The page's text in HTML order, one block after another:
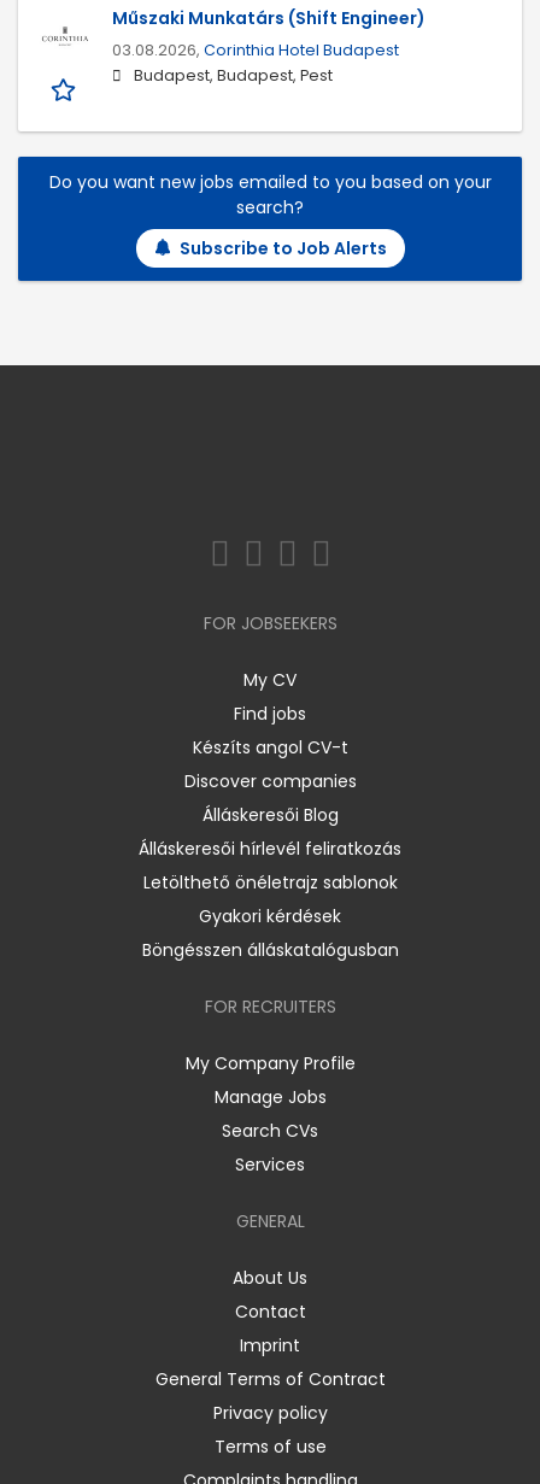
Műszaki Munkatárs (Shift Engineer)
03.08.2026, Corinthia Hotel Budapest
Budapest, Budapest, Pest
Do you want new jobs emailed to you based on your
search?
Subscribe to Job Alerts
FOR JOBSEEKERS
My CV
Find jobs
Készíts angol CV-t
Discover companies
Álláskeresői Blog
Álláskeresői hírlevél feliratkozás
Letölthető önéletrajz sablonok
Gyakori kérdések
Böngésszen álláskatalógusban
FOR RECRUITERS
My Company Profile
Manage Jobs
Search CVs
Services
GENERAL
About Us
Contact
Imprint
General Terms of Contract
Privacy policy
Terms of use